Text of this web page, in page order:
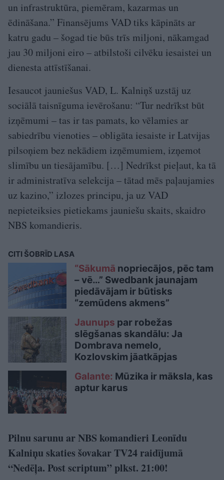
un infrastruktūra, piemēram, kazarmas un
ēdināšana.” Finansējums VAD tiks kāpināts ar
katru gadu – šogad tie būs trīs miljoni, nākamgad
jau 30 miljoni eiro – atbilstoši cilvēku iesaistei un
dienesta attīstīšanai.
Iesaucot jauniešus VAD, L. Kalniņš uzstāj uz
sociālā taisnīguma ievērošanu: “Tur nedrīkst būt
izņēmumi – tas ir tas pamats, ko vēlamies ar
sabiedrību vienoties – obligāta iesaiste ir Latvijas
pilsoņiem bez nekādiem izņēmumiem, izņemot
slimību un tiesājamību. […] Nedrīkst pieļaut, ka tā
ir administratīva selekcija – tātad mēs paļaujamies
uz kazino,” izlozes principu, ja uz VAD
nepieteiksies pietiekams jauniešu skaits, skaidro
NBS komandieris.
CITI ŠOBRĪD LASA
“Sākumā nopriecājos, pēc tam
– vē…” Swedbank jaunajam
piedāvājam ir būtisks
“zemūdens akmens”
Jaunups par robežas
slēgšanas skandālu: Ja
Dombrava nemelo,
Kozlovskim jāatkāpjas
Galante: Mūzika ir māksla, kas
aptur karus
Pilnu sarunu ar NBS komandieri Leonīdu
Kalniņu skaties šovakar TV24 raidījumā
“Nedēļa. Post scriptum” plkst. 21:00!